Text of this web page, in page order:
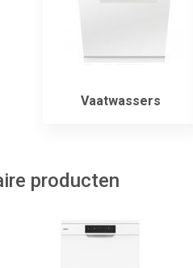
Vaatwassers
producten